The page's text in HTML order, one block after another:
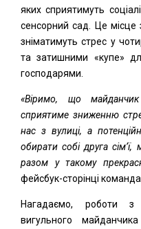
яких сприятимуть
сенсорний сад. Це місце
зніматимуть стрес у
та затишними «купе»
господарями.
«Віримо, що
сприятиме зниженню
нас з вулиці, а
обирати собі друга
разом у такому
фейсбук-сторінці
Нагадаємо, роботи з
вигульного